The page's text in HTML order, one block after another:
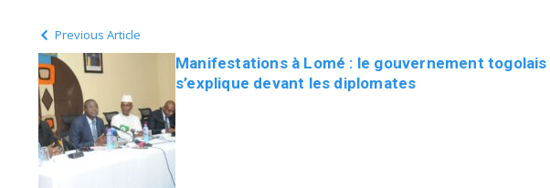
Previous Article
Manifestations à Lomé : le gouvernement togolais
s’explique devant les diplomates